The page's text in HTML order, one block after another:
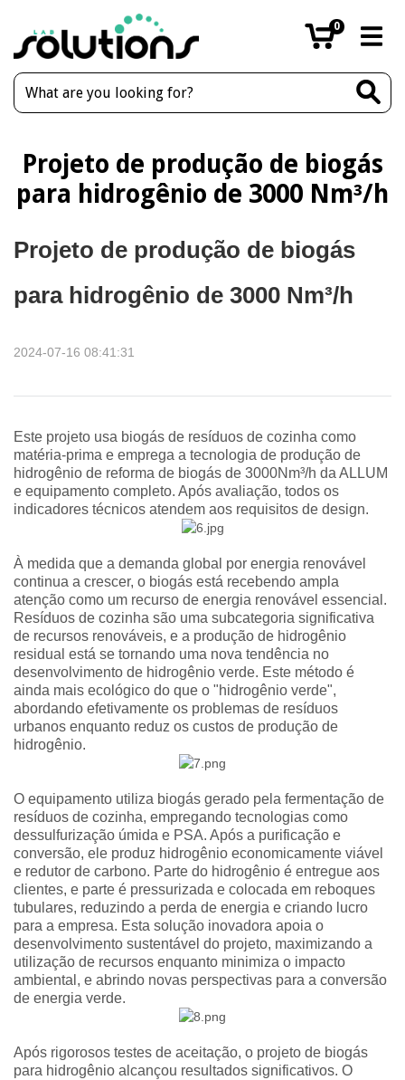
0
Projeto de produção de biogás
para hidrogênio de 3000 Nm³/h
Projeto de produção de biogás
para hidrogênio de 3000 Nm³/h
2024-07-16 08:41:31
Este projeto usa biogás de resíduos de cozinha como
matéria-prima e emprega a tecnologia de produção de
hidrogênio de reforma de biogás de 3000Nm³/h da ALLUM
e equipamento completo. Após avaliação, todos os
indicadores técnicos atendem aos requisitos de design.
À medida que a demanda global por energia renovável
continua a crescer, o biogás está recebendo ampla
atenção como um recurso de energia renovável essencial.
Resíduos de cozinha são uma subcategoria significativa
de recursos renováveis, e a produção de hidrogênio
residual está se tornando uma nova tendência no
desenvolvimento de hidrogênio verde. Este método é
ainda mais ecológico do que o "hidrogênio verde",
abordando efetivamente os problemas de resíduos
urbanos enquanto reduz os custos de produção de
hidrogênio.
O equipamento utiliza biogás gerado pela fermentação de
resíduos de cozinha, empregando tecnologias como
dessulfurização úmida e PSA. Após a purificação e
conversão, ele produz hidrogênio economicamente viável
e redutor de carbono. Parte do hidrogênio é entregue aos
clientes, e parte é pressurizada e colocada em reboques
tubulares, reduzindo a perda de energia e criando lucro
para a empresa. Esta solução inovadora apoia o
desenvolvimento sustentável do projeto, maximizando a
utilização de recursos enquanto minimiza o impacto
ambiental, e abrindo novas perspectivas para a conversão
de energia verde.
Após rigorosos testes de aceitação, o projeto de biogás
para hidrogênio alcançou resultados significativos. O